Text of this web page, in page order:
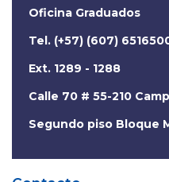
Oficina Graduados
Tel. (+57) (607)
Ext. 1289 - 1288
Calle 70 # 55-210
Segundo piso Bloque